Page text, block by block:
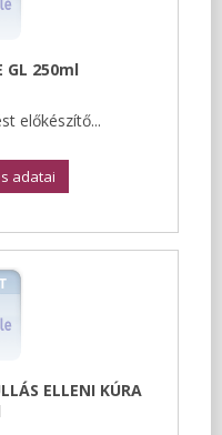
GL 250ml
előkészítő...
adatai
ELLENI KÚRA